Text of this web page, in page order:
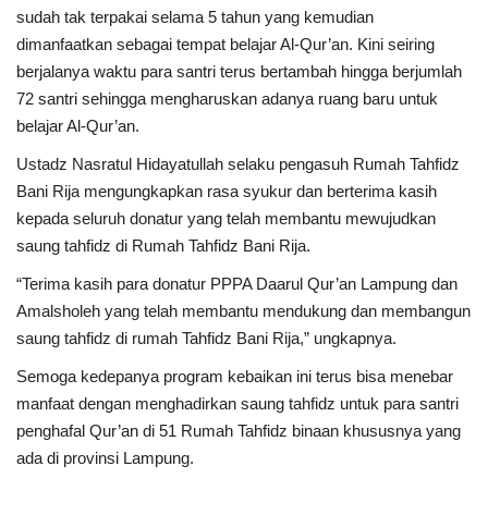
sudah tak terpakai selama 5 tahun yang kemudian
dimanfaatkan sebagai tempat belajar Al-Qur’an. Kini seiring
berjalanya waktu para santri terus bertambah hingga berjumlah
72 santri sehingga mengharuskan adanya ruang baru untuk
belajar Al-Qur’an.
Ustadz Nasratul Hidayatullah selaku pengasuh Rumah Tahfidz
Bani Rija mengungkapkan rasa syukur dan berterima kasih
kepada seluruh donatur yang telah membantu mewujudkan
saung tahfidz di Rumah Tahfidz Bani Rija.
“Terima kasih para donatur PPPA Daarul Qur’an Lampung dan
Amalsholeh yang telah membantu mendukung dan membangun
saung tahfidz di rumah Tahfidz Bani Rija,” ungkapnya.
Semoga kedepanya program kebaikan ini terus bisa menebar
manfaat dengan menghadirkan saung tahfidz untuk para santri
penghafal Qur’an di 51 Rumah Tahfidz binaan khususnya yang
ada di provinsi Lampung.